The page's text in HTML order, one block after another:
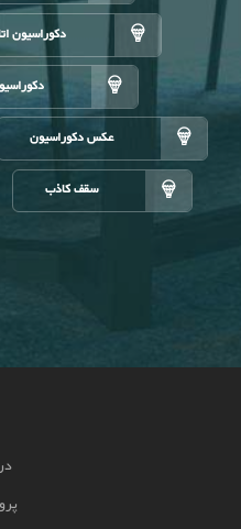
دکوراسیون
عکس دکوراسیون
سقف کاذب